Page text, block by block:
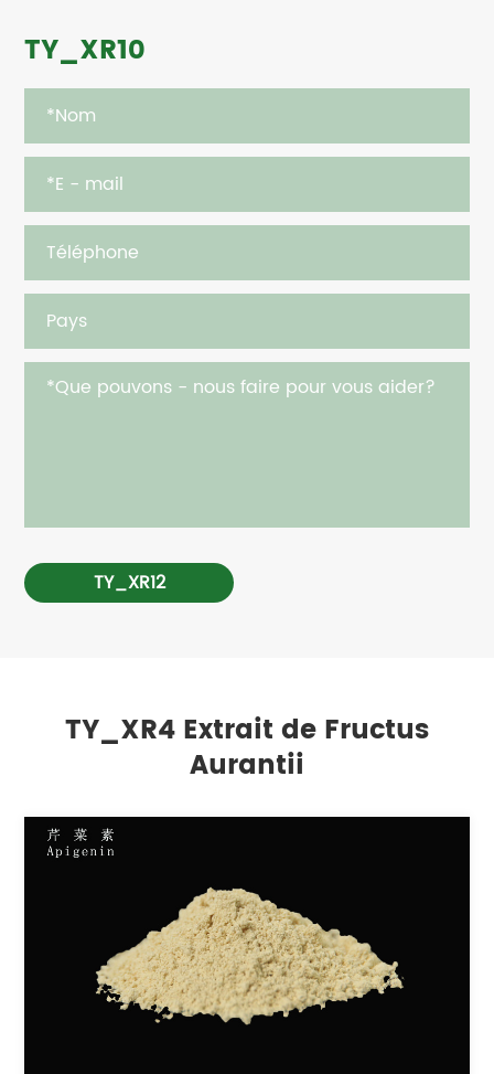
TY_XR10
TY_XR12
TY_XR4 Extrait de Fructus
Aurantii